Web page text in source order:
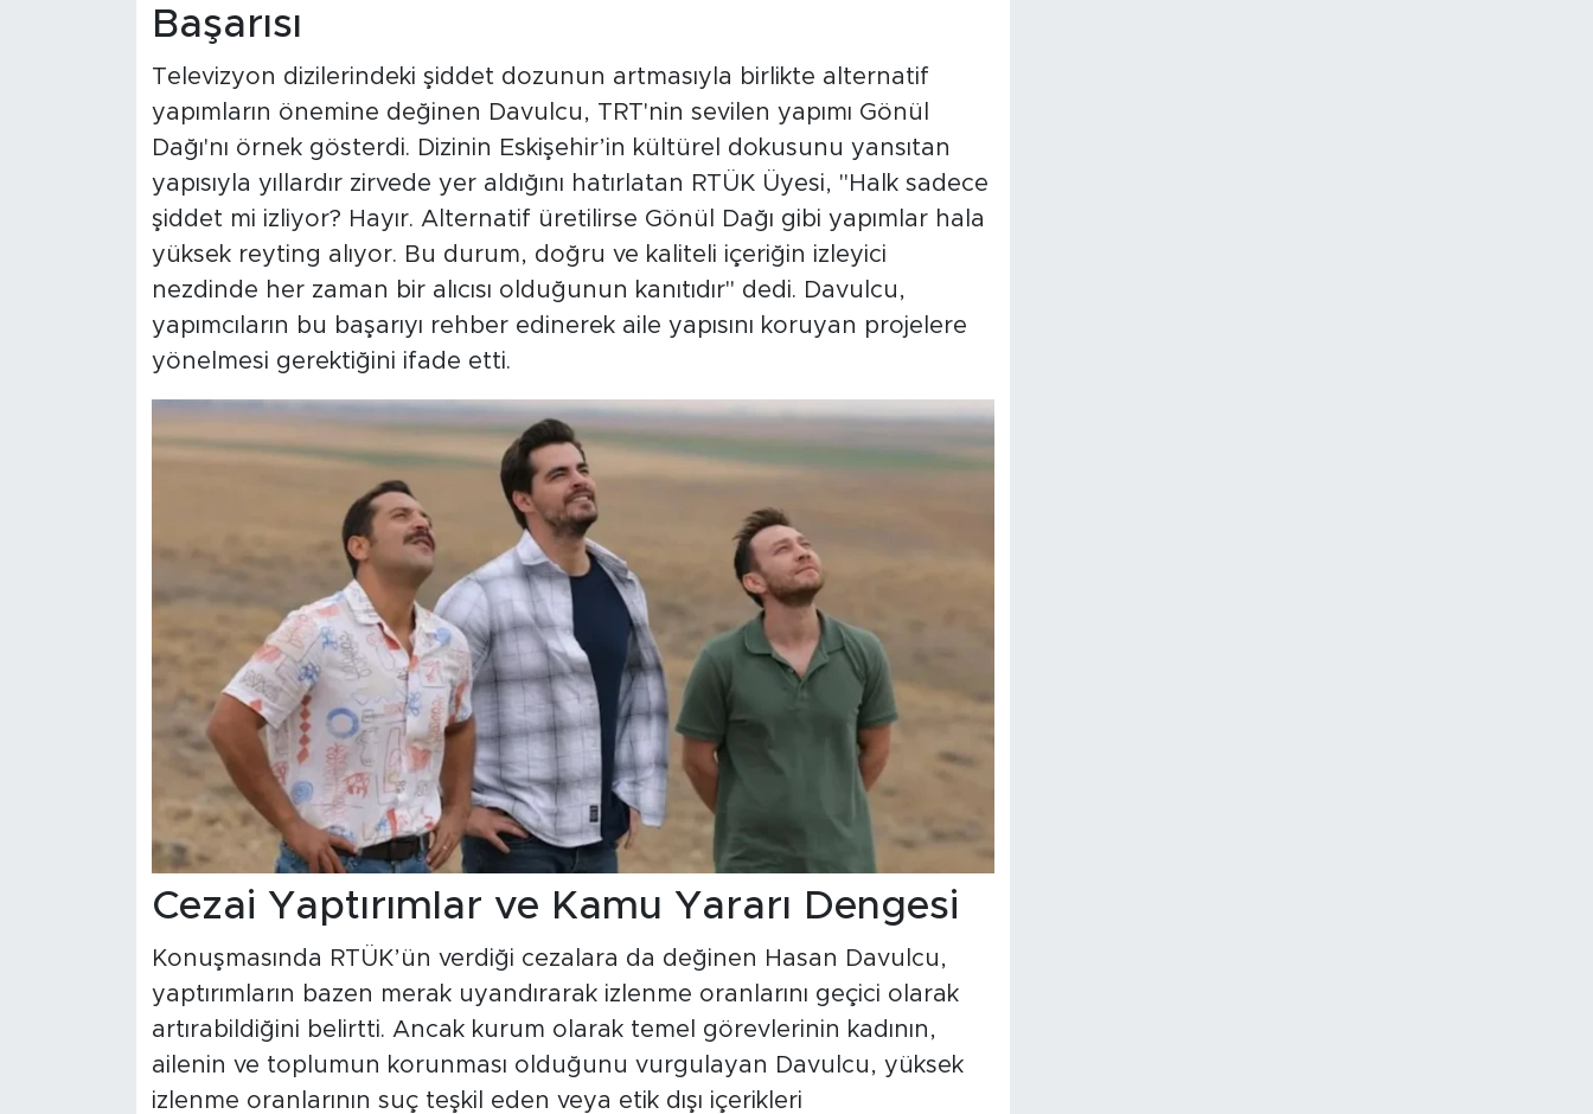
Başarısı
Televizyon dizilerindeki şiddet dozunun artmasıyla birlikte alternatif
yapımların önemine değinen Davulcu, TRT'nin sevilen yapımı Gönül
Dağı'nı örnek gösterdi. Dizinin Eskişehir’in kültürel dokusunu yansıtan
yapısıyla yıllardır zirvede yer aldığını hatırlatan RTÜK Üyesi, "Halk sadece
şiddet mi izliyor? Hayır. Alternatif üretilirse Gönül Dağı gibi yapımlar hala
yüksek reyting alıyor. Bu durum, doğru ve kaliteli içeriğin izleyici
nezdinde her zaman bir alıcısı olduğunun kanıtıdır" dedi. Davulcu,
yapımcıların bu başarıyı rehber edinerek aile yapısını koruyan projelere
yönelmesi gerektiğini ifade etti.
Cezai Yaptırımlar ve Kamu Yararı Dengesi
Konuşmasında RTÜK’ün verdiği cezalara da değinen Hasan Davulcu,
yaptırımların bazen merak uyandırarak izlenme oranlarını geçici olarak
artırabildiğini belirtti. Ancak kurum olarak temel görevlerinin kadının,
ailenin ve toplumun korunması olduğunu vurgulayan Davulcu, yüksek
izlenme oranlarının suç teşkil eden veya etik dışı içerikleri